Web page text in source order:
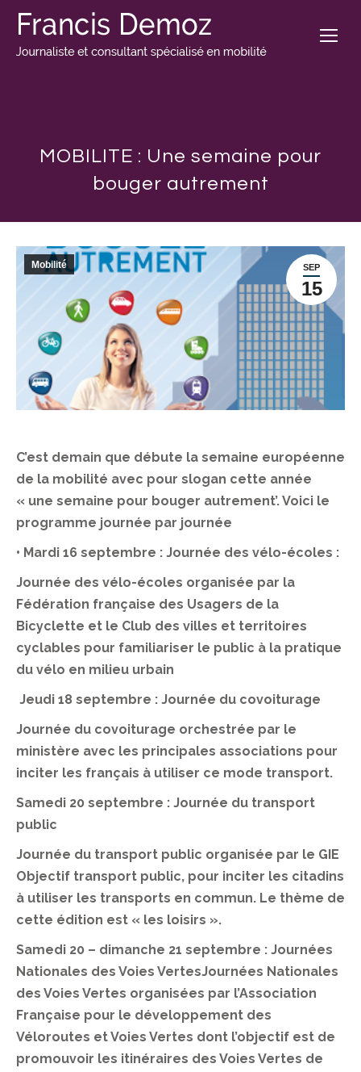
MOBILITE : Une semaine pour
bouger autrement
SEP
15
Mobilité
C’est demain que débute la semaine européenne
de la mobilité avec pour slogan cette année
« une semaine pour bouger autrement’. Voici le
programme journée par journée
• Mardi 16 septembre : Journée des vélo-écoles :
Journée des vélo-écoles organisée par la
Fédération française des Usagers de la
Bicyclette et le Club des villes et territoires
cyclables pour familiariser le public à la pratique
du vélo en milieu urbain
Jeudi 18 septembre : Journée du covoiturage
Journée du covoiturage orchestrée par le
ministère avec les principales associations pour
inciter les français à utiliser ce mode transport.
Samedi 20 septembre : Journée du transport
public
Journée du transport public organisée par le GIE
Objectif transport public, pour inciter les citadins
à utiliser les transports en commun. Le thème de
cette édition est « les loisirs ».
Samedi 20 – dimanche 21 septembre : Journées
Nationales des Voies VertesJournées Nationales
des Voies Vertes organisées par l’Association
Française pour le développement des
Véloroutes et Voies Vertes dont l’objectif est de
promouvoir les itinéraires des Voies Vertes de